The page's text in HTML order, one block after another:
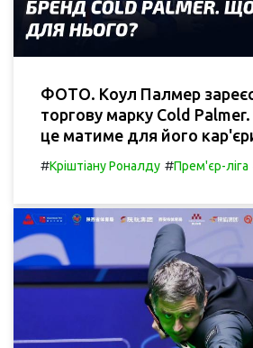
ФОТО. Коул Палмер
торгову марку Cold Palmer.
це матиме для його
#Кріштіану Роналду #Прем'єр-ліга